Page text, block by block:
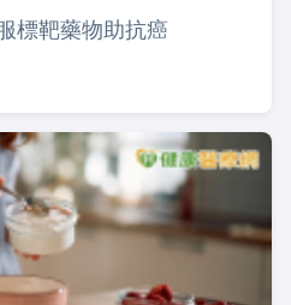
標靶藥物助抗癌